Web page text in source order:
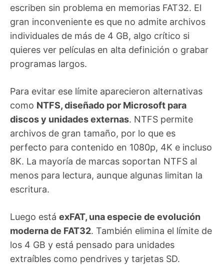
escriben sin problema en memorias FAT32. El
gran inconveniente es que no admite archivos
individuales de más de 4 GB, algo crítico si
quieres ver películas en alta definición o grabar
programas largos.
Para evitar ese límite aparecieron alternativas
como NTFS, diseñado por Microsoft para
discos y unidades externas. NTFS permite
archivos de gran tamaño, por lo que es
perfecto para contenido en 1080p, 4K e incluso
8K. La mayoría de marcas soportan NTFS al
menos para lectura, aunque algunas limitan la
escritura.
Luego está exFAT, una especie de evolución
moderna de FAT32. También elimina el límite de
los 4 GB y está pensado para unidades
extraíbles como pendrives y tarjetas SD.